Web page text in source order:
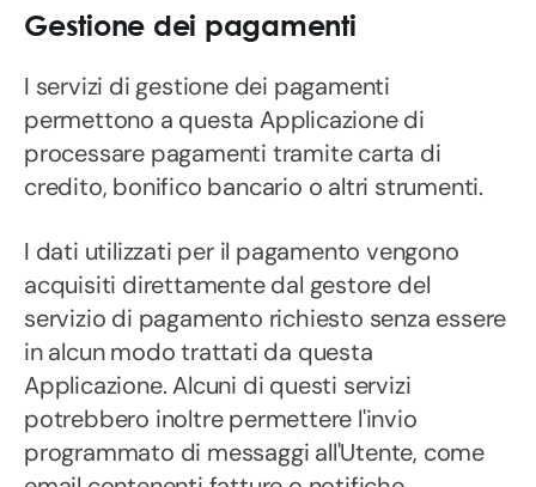
Gestione dei pagamenti
I servizi di gestione dei pagamenti
permettono a questa Applicazione di
processare pagamenti tramite carta di
credito, bonifico bancario o altri strumenti.
I dati utilizzati per il pagamento vengono
acquisiti direttamente dal gestore del
servizio di pagamento richiesto senza essere
in alcun modo trattati da questa
Applicazione. Alcuni di questi servizi
potrebbero inoltre permettere l'invio
programmato di messaggi all'Utente, come